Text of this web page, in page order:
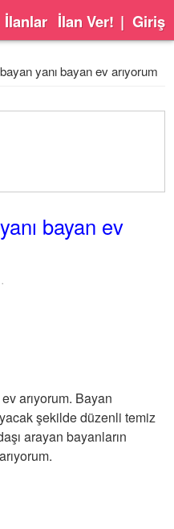
İlanlar İlan Ver! | Giriş
yanı bayan ev arıyorum
bayan ev
arıyorum. Bayan
şekilde düzenli temiz
arayan bayanların